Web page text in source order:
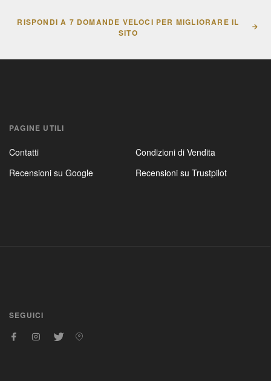
RISPONDI A 7 DOMANDE VELOCI PER MIGLIORARE IL
SITO
PAGINE UTILI
Contatti
Condizioni di Vendita
Recensioni su Google
Recensioni su Trustpilot
SEGUICI